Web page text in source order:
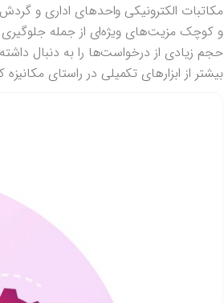
مکاتبات الکترونیکی واحدهای اداری و
و کوچک مزیت‌های ویژه‌ای از جمله
حجم زیادی از درخواست‌ها را به دنبال
بیشتر از ابزارهای تکمیلی در راستای